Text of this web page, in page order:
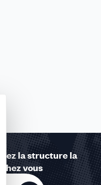
la structure la
vous